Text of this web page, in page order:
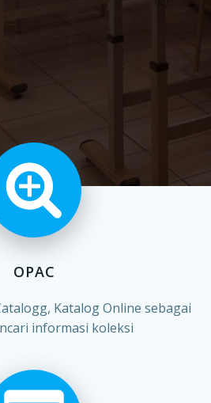
OPAC
Katalog Online sebagai
informasi koleksi